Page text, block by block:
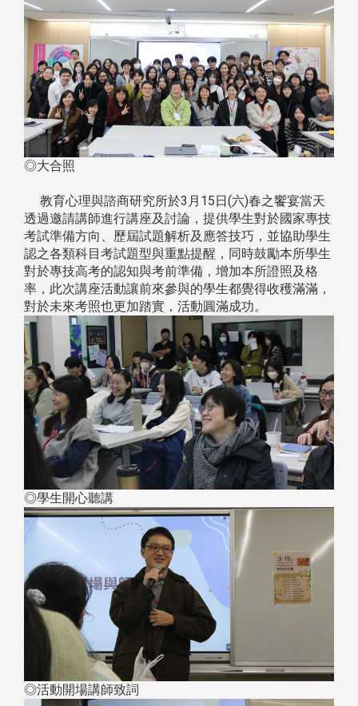
◎大合照
教育心理與諮商研究所於3月15日(六)春之饗宴當天
透過邀請講師進行講座及討論，提供學生對於國家專技
考試準備方向、歷屆試題解析及應答技巧，並協助學生
認之各類科目考試題型與重點提醒，同時鼓勵本所學生
對於專技高考的認知與考前準備，增加本所證照及格
率，此次講座活動讓前來參與的學生都覺得收穫滿滿，
對於未來考照也更加踏實，活動圓滿成功。
◎學生開心聽講
◎活動開場講師致詞